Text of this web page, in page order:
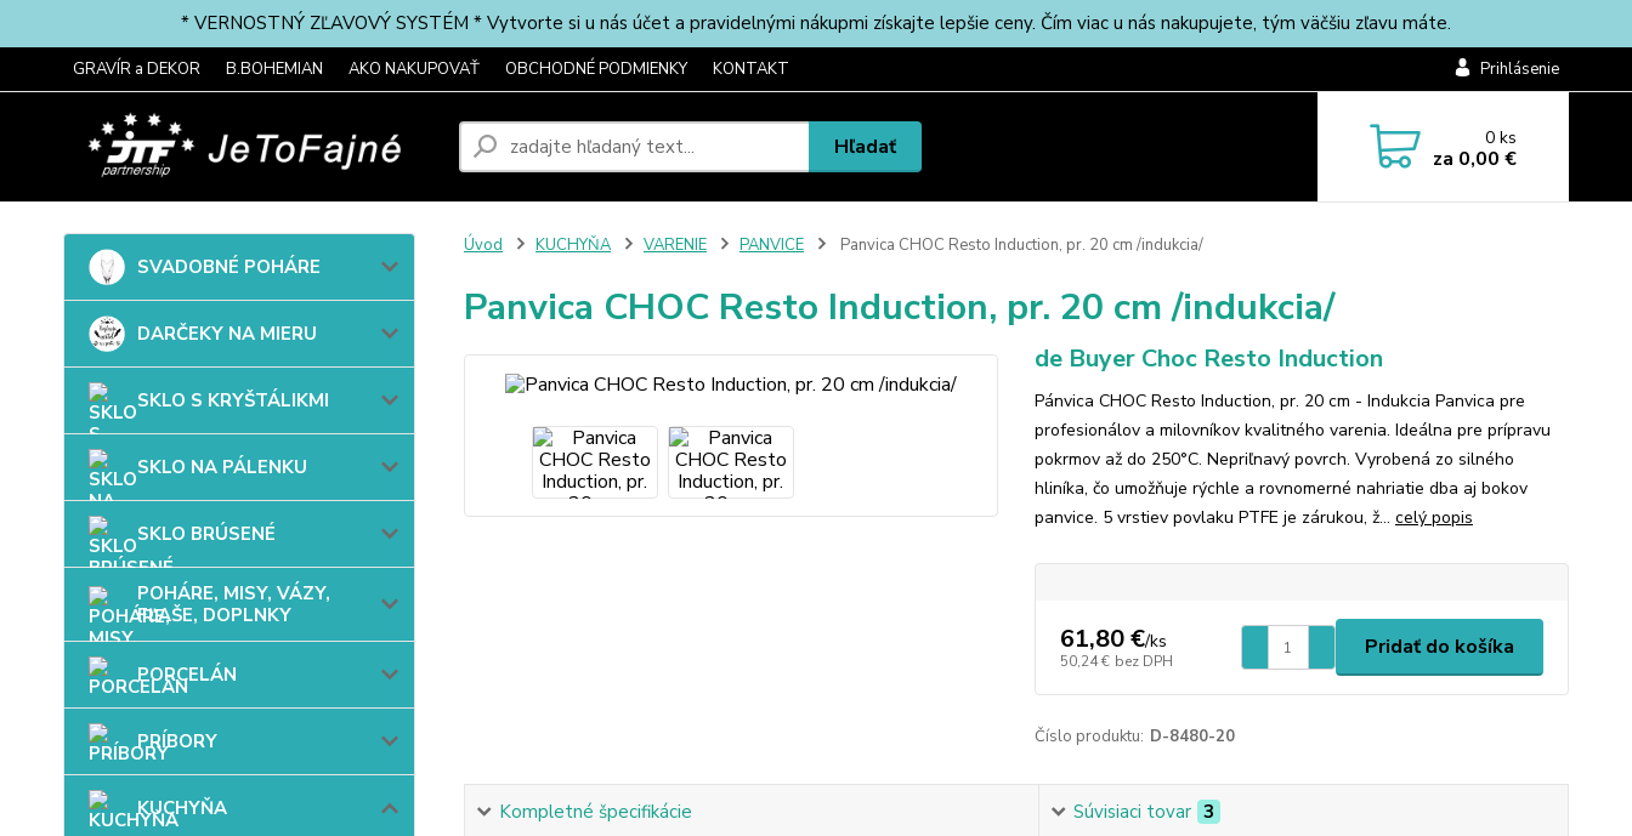
* VERNOSTNÝ ZĽAVOVÝ SYSTÉM * Vytvorte si u nás účet a pravidelnými nákupmi získajte lepšie ceny. Čím viac u nás nakupujete, tým väčšiu zľavu máte.
GRAVÍR a DEKOR B.BOHEMIAN AKO NAKUPOVAŤ OBCHODNÉ PODMIENKY KONTAKT Prihlásenie
Hľadať 0ks
za 0,00 €
SVADOBNÉ POHÁRE
DARČEKY NA MIERU
SKLO S KRYŠTÁLIKMI
SKLO NA PÁLENKU
SKLO BRÚSENÉ
POHÁRE, MISY, VÁZY,
FĽAŠE, DOPLNKY
PORCELÁN
PRÍBORY
KUCHYŇA
Úvod KUCHYŇA VARENIE PANVICE Panvica CHOC Resto Induction, pr. 20 cm /indukcia/
Panvica CHOC Resto Induction, pr. 20 cm /indukcia/
de Buyer Choc Resto Induction
Pánvica CHOC Resto Induction, pr. 20 cm - Indukcia Panvica pre
profesionálov a milovníkov kvalitného varenia. Ideálna pre prípravu
pokrmov až do 250°C. Nepriľnavý povrch. Vyrobená zo silného
hliníka, čo umožňuje rýchle a rovnomerné nahriatie dba aj bokov
panvice. 5 vrstiev povlaku PTFE je zárukou, ž... celý popis
61,80 €/ks
50,24 € bez DPH
Pridať do košíka
Číslo produktu: D-8480-20
Kompletné špecifikácie Súvisiaci tovar 3